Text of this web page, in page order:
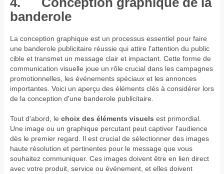
banderole
La conception graphique est un processus essentiel pour faire
une banderole publicitaire réussie qui attire l'attention du public
cible et transmet un message clair et impactant. Cette forme de
communication visuelle joue un rôle crucial dans les campagnes
promotionnelles, les événements spéciaux et les annonces
importantes. Voici un aperçu des éléments clés à considérer lors
de la conception d'une banderole publicitaire.
Tout d'abord, le choix des éléments visuels est primordial.
Une image ou un graphique percutant peut captiver l'audience
dès le premier regard. Il est crucial de sélectionner des images
haute résolution et pertinentes pour le message que vous
souhaitez communiquer. Ces images doivent être en lien direct
avec votre produit, service ou événement, et elles doivent